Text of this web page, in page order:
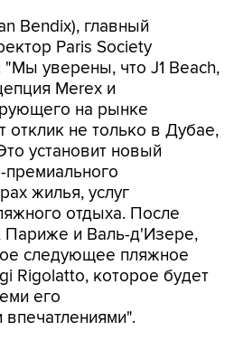
Bendix), главный
Paris Society
"Мы уверены, что J1 Beach,
Merex и
на рынке
отклик не только в Дубае,
установит новый
премиального
жилья, услуг
отдыха. После
Париже и Валь-д'Изере,
следующее пляжное
Rigolatto, которое будет
его